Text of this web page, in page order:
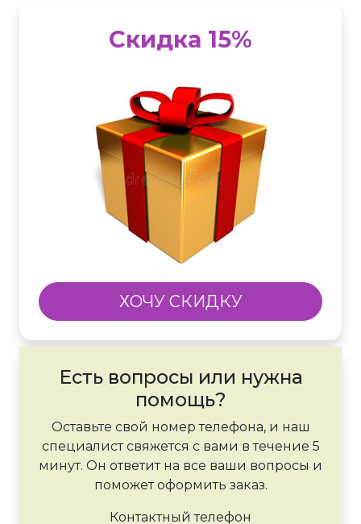
Скидка 15%
ХОЧУ СКИДКУ
Есть вопросы или нужна
помощь?
Оставьте свой номер телефона, и наш
специалист свяжется с вами в течение 5
минут. Он ответит на все ваши вопросы и
поможет оформить заказ.
Контактный телефон